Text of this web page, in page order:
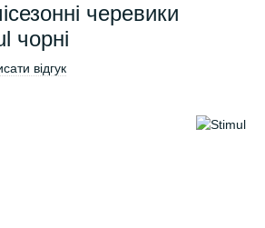
черевики
чорні
відгук